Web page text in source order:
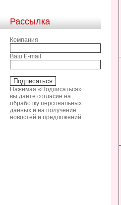
Рассылка
Компания
Ваш E-mail
Нажимая «Подписаться»
вы даёте согласие на
обработку персональных
данных и на получение
новостей и предложений